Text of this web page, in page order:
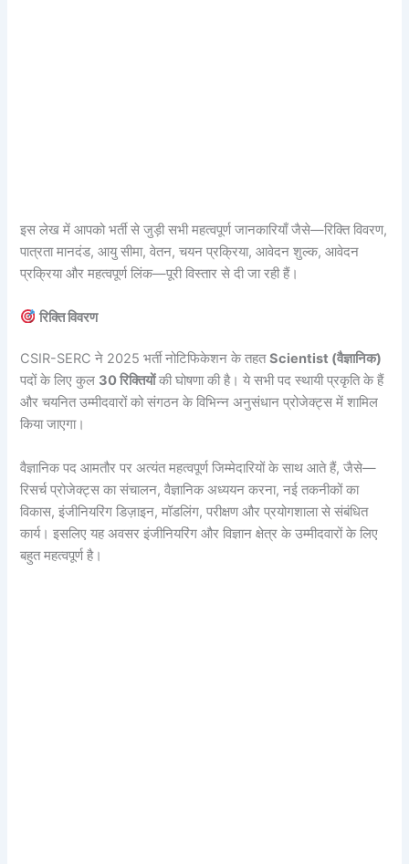
इस लेख में आपको भर्ती से जुड़ी सभी महत्वपूर्ण जानकारियाँ जैसे—रिक्ति विवरण,
पात्रता मानदंड, आयु सीमा, वेतन, चयन प्रक्रिया, आवेदन शुल्क, आवेदन
प्रक्रिया और महत्वपूर्ण लिंक—पूरी विस्तार से दी जा रही हैं।
रिक्ति विवरण
CSIR-SERC ने 2025 भर्ती नोटिफिकेशन के तहतScientist (वैज्ञानिक)
पदों के लिए कुल 30 रिक्तियोंकी घोषणा की है। ये सभी पद स्थायी प्रकृति के हैं
और चयनित उम्मीदवारों को संगठन के विभिन्न अनुसंधान प्रोजेक्ट्स में शामिल
किया जाएगा।
वैज्ञानिक पद आमतौर पर अत्यंत महत्वपूर्ण जिम्मेदारियों के साथ आते हैं, जैसे—
रिसर्च प्रोजेक्ट्स का संचालन, वैज्ञानिक अध्ययन करना, नई तकनीकों का
विकास, इंजीनियरिंग डिज़ाइन, मॉडलिंग, परीक्षण और प्रयोगशाला से संबंधित
कार्य। इसलिए यह अवसर इंजीनियरिंग और विज्ञान क्षेत्र के उम्मीदवारों के लिए
बहुत महत्वपूर्ण है।